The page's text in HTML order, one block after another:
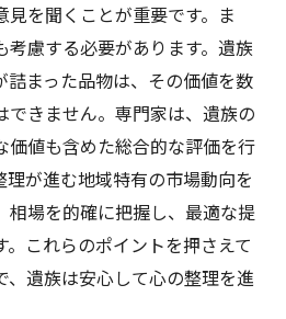
を聞くことが重要です。ま
考慮する必要があります。遺族
詰まった品物は、その価値を数
できません。専門家は、遺族の
価値も含めた総合的な評価を行
理が進む地域特有の市場動向を
相場を的確に把握し、最適な提
これらのポイントを押さえて
遺族は安心して心の整理を進